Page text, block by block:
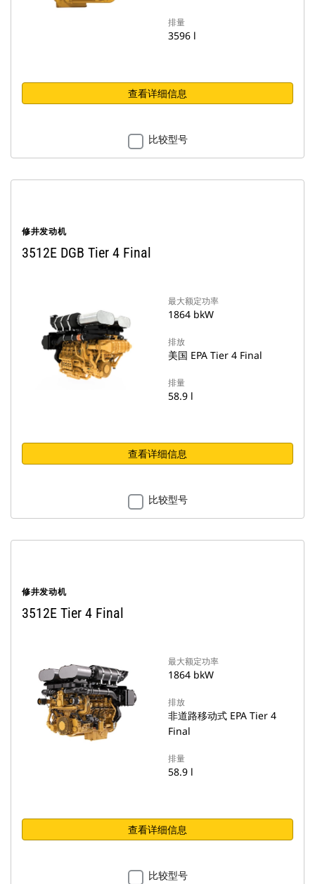
排量
3596 l
查看详细信息
比较型号
修井发动机
3512E DGB Tier 4 Final
最大额定功率
1864 bkW
排放
美国 EPA Tier 4 Final
排量
58.9 l
查看详细信息
比较型号
修井发动机
3512E Tier 4 Final
最大额定功率
1864 bkW
排放
非道路移动式 EPA Tier 4
Final
排量
58.9 l
查看详细信息
比较型号